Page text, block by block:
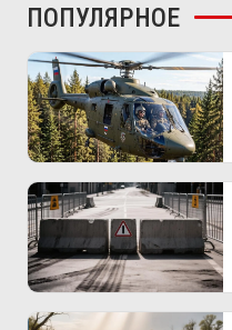
ПОПУЛЯРНОЕ